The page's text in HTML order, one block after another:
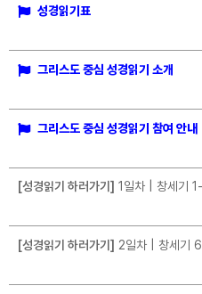
성경읽기표
그리스도 중심 성경읽기 소개
그리스도 중심 성경읽기 참여 안내
[성경읽기 하러가기] 1일차 | 창세기
[성경읽기 하러가기] 2일차 | 창세기